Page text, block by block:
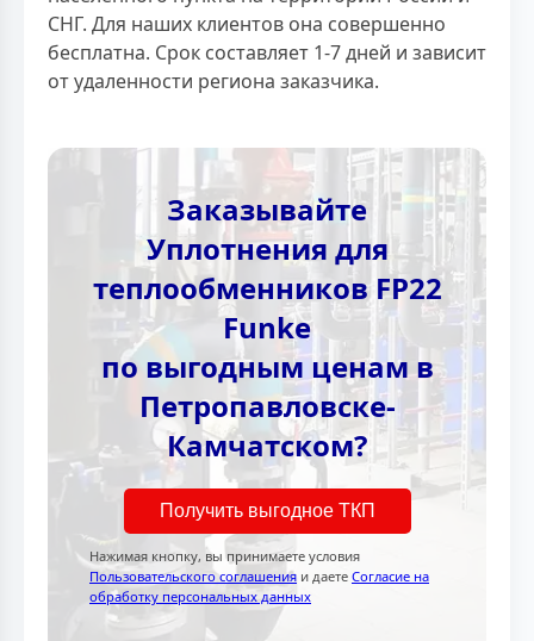
СНГ. Для наших клиентов она совершенно
бесплатна. Срок составляет 1-7 дней и зависит
от удаленности региона заказчика.
Заказывайте
Уплотнения для
теплообменников FP22
Funke
по выгодным ценам в
Петропавловске-
Камчатском?
Получить выгодное ТКП
Нажимая кнопку, вы принимаете условия
Пользовательского соглашения и даете Согласие на
обработку персональных данных